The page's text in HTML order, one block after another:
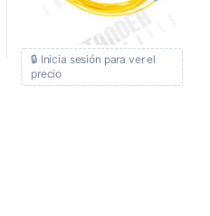
🔒 Inicia sesión para ver el
precio